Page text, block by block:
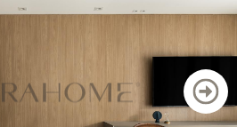
Cadastre seu imóvel